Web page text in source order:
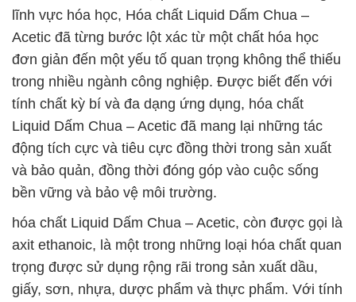
lĩnh vực hóa học, Hóa chất Liquid Dấm Chua –
Acetic đã từng bước lột xác từ một chất hóa học
đơn giản đến một yếu tố quan trọng không thể thiếu
trong nhiều ngành công nghiệp. Được biết đến với
tính chất kỳ bí và đa dạng ứng dụng, hóa chất
Liquid Dấm Chua – Acetic đã mang lại những tác
động tích cực và tiêu cực đồng thời trong sản xuất
và bảo quản, đồng thời đóng góp vào cuộc sống
bền vững và bảo vệ môi trường.
hóa chất Liquid Dấm Chua – Acetic, còn được gọi là
axit ethanoic, là một trong những loại hóa chất quan
trọng được sử dụng rộng rãi trong sản xuất dầu,
giấy, sơn, nhựa, dược phẩm và thực phẩm. Với tính